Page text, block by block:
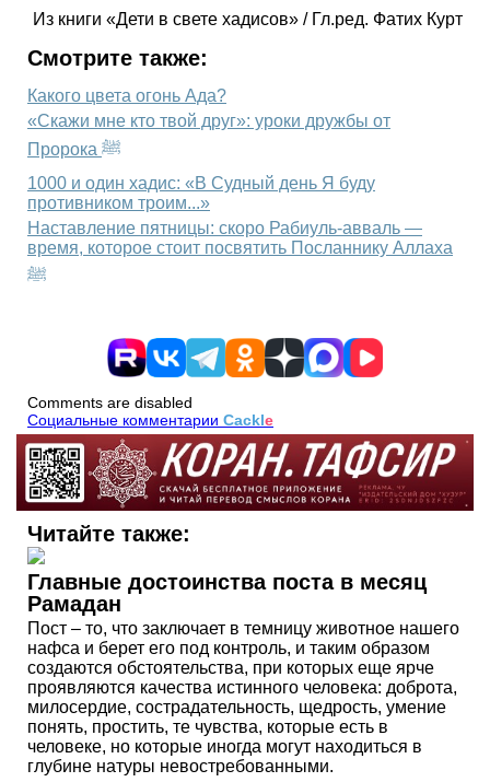
Из книги «Дети в свете хадисов» / Гл.ред. Фатих Курт
Смотрите также:
Какого цвета огонь Ада?
«Скажи мне кто твой друг»: уроки дружбы от
Пророка ﷺ
1000 и один хадис: «В Судный день Я буду
противником троим...»
Наставление пятницы: скоро Рабиуль-авваль —
время, которое стоит посвятить Посланнику Аллаха
ﷺ
Comments are disabled
Социальные комментарии Cackle
Читайте также:
Главные достоинства поста в месяц
Рамадан
Пост – то, что заключает в темницу животное нашего
нафса и берет его под контроль, и таким образом
создаются обстоятельства, при которых еще ярче
проявляются качества истинного человека: доброта,
милосердие, сострадательность, щедрость, умение
понять, простить, те чувства, которые есть в
человеке, но которые иногда могут находиться в
глубине натуры невостребованными.